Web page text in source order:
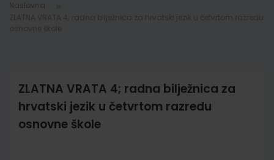
Naslovna
ZLATNA VRATA 4; radna bilježnica za
hrvatski jezik u četvrtom razredu
osnovne škole